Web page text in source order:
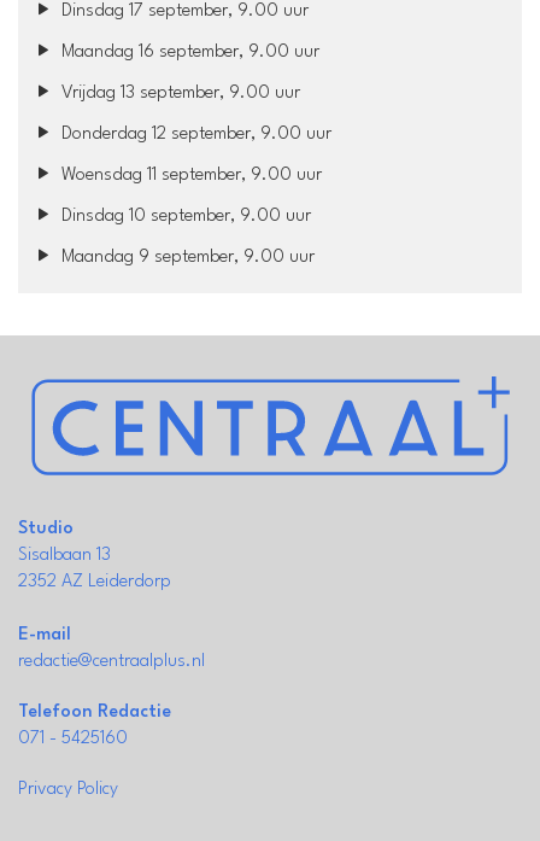
Dinsdag 17 september, 9.00 uur
Maandag 16 september, 9.00 uur
Vrijdag 13 september, 9.00 uur
Donderdag 12 september, 9.00 uur
Woensdag 11 september, 9.00 uur
Dinsdag 10 september, 9.00 uur
Maandag 9 september, 9.00 uur
Studio
Sisalbaan 13
2352 AZ Leiderdorp
E-mail
redactie@centraalplus.nl
Telefoon Redactie
071 - 5425160
Privacy Policy